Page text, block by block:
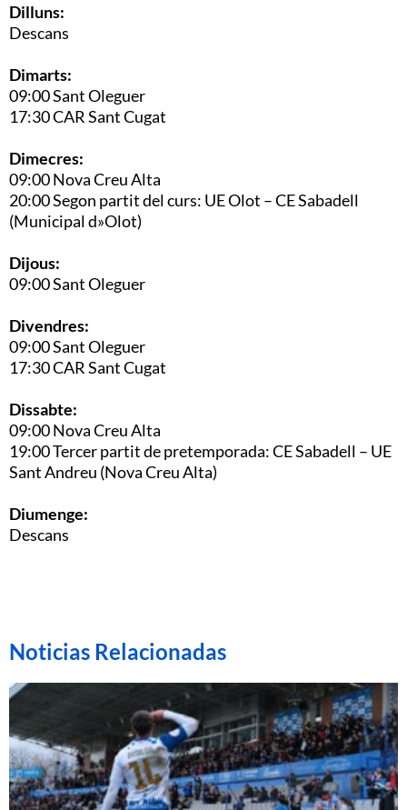
Dilluns:
Descans
Dimarts:
09:00 Sant Oleguer
17:30 CAR Sant Cugat
Dimecres:
09:00 Nova Creu Alta
20:00 Segon partit del curs: UE Olot – CE Sabadell
(Municipal d»Olot)
Dijous:
09:00 Sant Oleguer
Divendres:
09:00 Sant Oleguer
17:30 CAR Sant Cugat
Dissabte:
09:00 Nova Creu Alta
19:00 Tercer partit de pretemporada: CE Sabadell – UE
Sant Andreu (Nova Creu Alta)
Diumenge:
Descans
Noticias Relacionadas